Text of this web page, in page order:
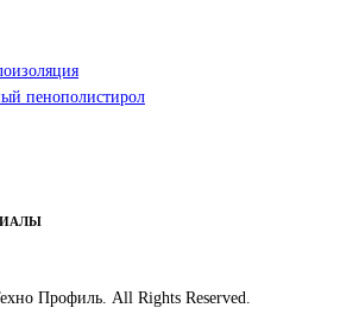
пенополистирол
Профиль. All Rights Reserved.